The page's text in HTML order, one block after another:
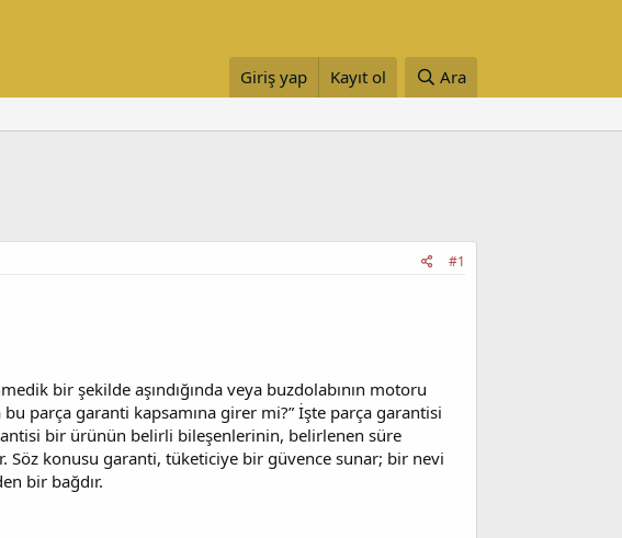
Giriş yap Kayıt ol Ara
#1
bir şekilde aşındığında veya buzdolabının motoru
parça garanti kapsamına girer mi?” İşte parça garantisi
bir ürünün belirli bileşenlerinin, belirlenen süre
Söz konusu garanti, tüketiciye bir güvence sunar; bir nevi
bir bağdır.